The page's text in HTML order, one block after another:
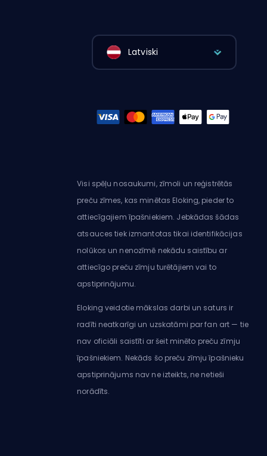
Latviski
Visi spēļu nosaukumi, zīmoli un reģistrētās
preču zīmes, kas minētas Eloking, pieder to
attiecīgajiem īpašniekiem. Jebkādas šādas
atsauces tiek izmantotas tikai identifikācijas
nolūkos un nenozīmē nekādu saistību ar
attiecīgo preču zīmju turētājiem vai to
apstiprinājumu.
Eloking veidotie mākslas darbi un saturs ir
radīti neatkarīgi un uzskatāmi par fan art — tie
nav oficiāli saistīti ar šeit minēto preču zīmju
īpašniekiem. Nekāds šo preču zīmju īpašnieku
apstiprinājums nav ne izteikts, ne netieši
norādīts.